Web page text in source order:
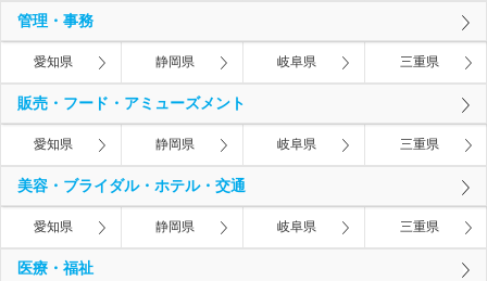
管理・事務
愛知県 静岡県 岐阜県 三重県
販売・フード・アミューズメント
愛知県 静岡県 岐阜県 三重県
美容・ブライダル・ホテル・交通
愛知県 静岡県 岐阜県 三重県
医療・福祉